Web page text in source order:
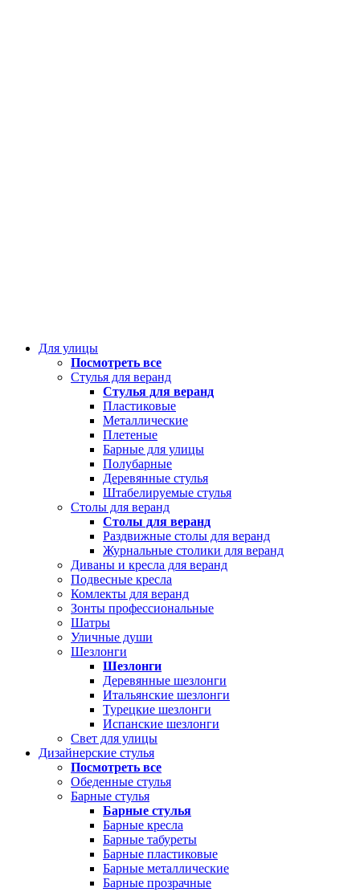
Для улицы
Посмотреть все
Стулья для веранд
Стулья для веранд
Пластиковые
Металлические
Плетеные
Барные для улицы
Полубарные
Деревянные стулья
Штабелируемые стулья
Столы для веранд
Столы для веранд
Раздвижные столы для веранд
Журнальные столики для веранд
Диваны и кресла для веранд
Подвесные кресла
Комлекты для веранд
Зонты профессиональные
Шатры
Уличные души
Шезлонги
Шезлонги
Деревянные шезлонги
Итальянские шезлонги
Турецкие шезлонги
Испанские шезлонги
Свет для улицы
Дизайнерские стулья
Посмотреть все
Обеденные стулья
Барные стулья
Барные стулья
Барные кресла
Барные табуреты
Барные пластиковые
Барные металлические
Барные прозрачные